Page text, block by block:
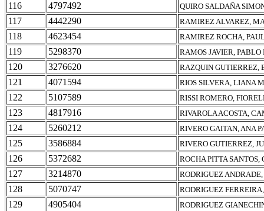
116 4797492 QUIRO SALDAÑA
117 4442290 RAMIREZ ALVAREZ,
118 4623454 RAMIREZ ROCHA,
119 5298370 RAMOS JAVIER,
120 3276620 RAZQUIN GUTIERREZ,
121 4071594 RIOS SILVERA, LIANA
122 5107589 RISSI ROMERO,
123 4817916 RIVAROLA ACOSTA,
124 5260212 RIVERO GAITAN, ANA
125 3586884 RIVERO GUTIERREZ,
126 5372682 ROCHA PITTA
127 3214870 RODRIGUEZ
128 5070747 RODRIGUEZ
129 4905404 RODRIGUEZ